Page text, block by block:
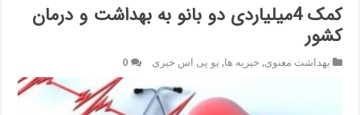
کمک 4میلیاردی دو بانو به بهداشت و درمان
کشور
بهداشت معنوی, خیریه ها, یو پی اس خبری 0